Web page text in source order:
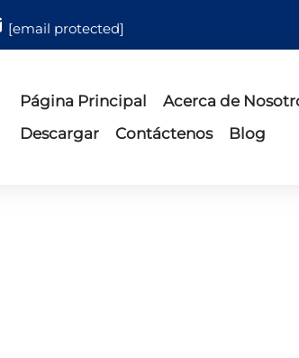
[email protected]
Página Principal Acerca de
Descargar
Contáctenos Blog